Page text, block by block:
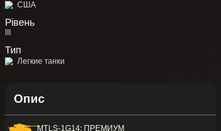
США
Рівень
Тип
Легкие танки
Опис
MTLS-1G14: ПРЕМИУМ